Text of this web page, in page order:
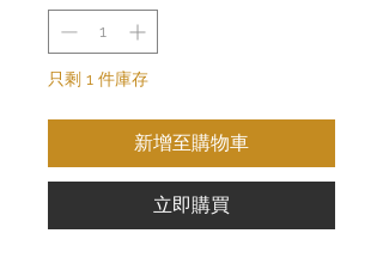
只剩 1 件庫存
新增至購物車
立即購買